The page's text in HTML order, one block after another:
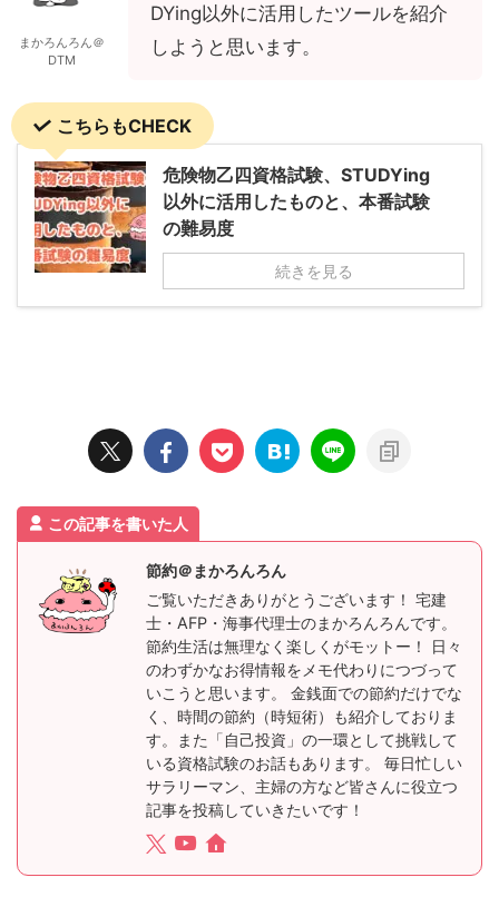
まかろんろん＠
DTM
DYing以外に活用したツールを紹介
しようと思います。
こちらもCHECK
危険物乙四資格試験、STUDYing
以外に活用したものと、本番試験
の難易度
続きを見る
この記事を書いた人
節約＠まかろんろん
ご覧いただきありがとうございます！ 宅建
士・AFP・海事代理士のまかろんろんです。
節約生活は無理なく楽しくがモットー！ 日々
のわずかなお得情報をメモ代わりにつづって
いこうと思います。 金銭面での節約だけでな
く、時間の節約（時短術）も紹介しておりま
す。また「自己投資」の一環として挑戦して
いる資格試験のお話もあります。 毎日忙しい
サラリーマン、主婦の方など皆さんに役立つ
記事を投稿していきたいです！